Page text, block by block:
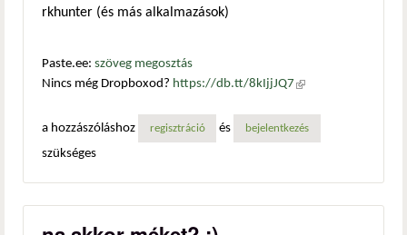
rkhunter (és más alkalmazások)
Paste.ee: szöveg megosztás
Nincs még Dropboxod? https://db.tt/8kIjjJQ7 (külső
a hozzászóláshoz
regisztráció és bejelentkezés
szükséges